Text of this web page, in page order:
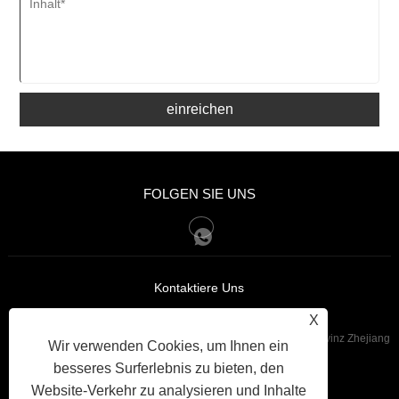
einreichen
FOLGEN SIE UNS
Kontaktiere Uns
:Nr. 285, Danyang Road, Kreis Xiangshan, Stadt Ningbo, Provinz Zhejiang
Tel: +86-15168521834
X
Wir verwenden Cookies, um Ihnen ein
besseres Surferlebnis zu bieten, den
Website-Verkehr zu analysieren und Inhalte